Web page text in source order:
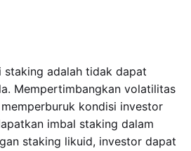
staking adalah tidak dapat
Mempertimbangkan volatilitas
kondisi investor
imbal staking dalam
staking likuid, investor dapat